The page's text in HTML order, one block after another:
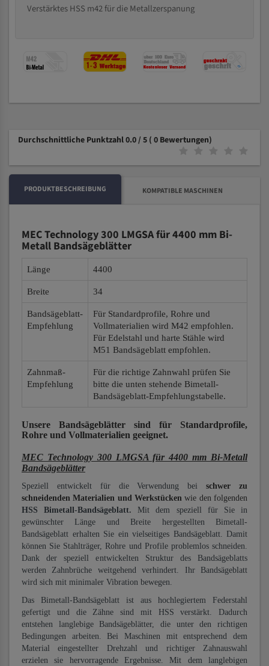
Verstärktes HSS m42 für die Metallzerspanung
Durchschnittliche Punktzahl 0.0 / 5 ( 0 Bewertungen)
PRODUKTBESCHREIBUNG KOMPATIBLE MASCHINEN
MEC Technology 300 LMGSA für 4400 mm Bi-
Metall Bandsägeblätter
Länge 4400
Breite 34
Bandsägeblatt-
Empfehlung
Für Standardprofile, Rohre und
Vollmaterialien wird M42 empfohlen.
Für Edelstahl und harte Stähle wird
M51 Bandsägeblatt empfohlen.
Zahnmaß-
Empfehlung
Für die richtige Zahnwahl prüfen Sie
bitte die unten stehende Bimetall-
Bandsägeblatt-Empfehlungstabelle.
Unsere Bandsägeblätter sind für Standardprofile,
Rohre und Vollmaterialien geeignet.
MEC Technology 300 LMGSA für 4400 mm Bi-Metall
Bandsägeblätter
Speziell entwickelt für die Verwendung beischwer zu
schneidenden Materialien und Werkstücken wie den folgenden
HSS Bimetall-Bandsägeblatt. Mit dem speziell für Sie in
gewünschter Länge und Breite hergestellten Bimetall-
Bandsägeblatt erhalten Sie ein vielseitiges Bandsägeblatt. Damit
können Sie Stahlträger, Rohre und Profile problemlos schneiden.
Dank der speziell entwickelten Struktur des Bandsägeblatts
werden Zahnbrüche weitgehend verhindert. Ihr Bandsägeblatt
wird sich mit minimaler Vibration bewegen.
Das Bimetall-Bandsägeblatt ist aus hochlegiertem Federstahl
gefertigt und die Zähne sind mit HSS verstärkt. Dadurch
entstehen langlebige Bandsägeblätter, die unter den richtigen
Bedingungen arbeiten. Bei Maschinen mit entsprechend dem
Material eingestellter Drehzahl und richtiger Zahnauswahl
erzielen sie hervorragende Ergebnisse. Mit dem langlebigen